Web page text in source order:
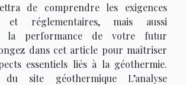
de comprendre les exigences
et réglementaires, mais aussi
la performance de votre futur
dans cet article pour maîtriser
essentiels liés à la géothermie.
du site géothermique L’analyse